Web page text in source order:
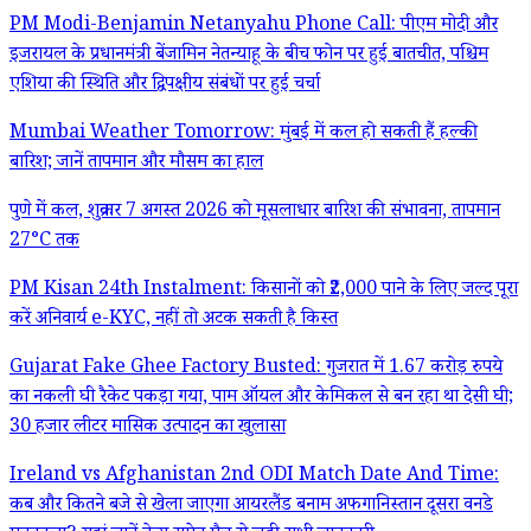
PM Modi-Benjamin Netanyahu Phone Call: पीएम मोदी और
इजरायल के प्रधानमंत्री बेंजामिन नेतन्याहू के बीच फोन पर हुई बातचीत, पश्चिम
एशिया की स्थिति और द्विपक्षीय संबंधों पर हुई चर्चा
Mumbai Weather Tomorrow: मुंबई में कल हो सकती हैं हल्की
बारिश; जानें तापमान और मौसम का हाल
पुणे में कल, शुक्रवार 7 अगस्त 2026 को मूसलाधार बारिश की संभावना, तापमान
27°C तक
PM Kisan 24th Instalment: किसानों को ₹2,000 पाने के लिए जल्द पूरा
करें अनिवार्य e-KYC, नहीं तो अटक सकती है किस्त
Gujarat Fake Ghee Factory Busted: गुजरात में 1.67 करोड़ रुपये
का नकली घी रैकेट पकड़ा गया, पाम ऑयल और केमिकल से बन रहा था देसी घी;
30 हजार लीटर मासिक उत्पादन का खुलासा
Ireland vs Afghanistan 2nd ODI Match Date And Time:
कब और कितने बजे से खेला जाएगा आयरलैंड बनाम अफगानिस्तान दूसरा वनडे